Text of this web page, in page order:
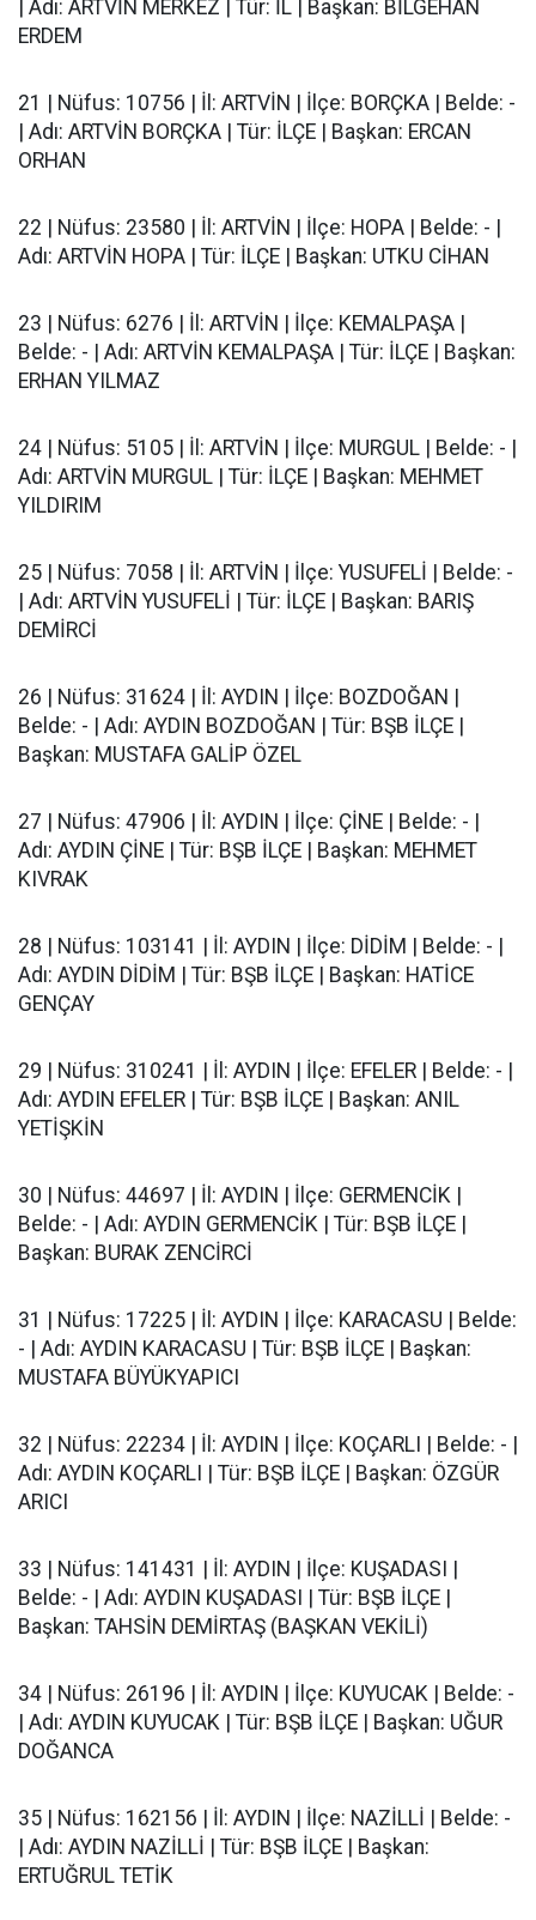
| Adı: ARTVİN MERKEZ | Tür: İL | Başkan: BİLGEHAN
ERDEM
21 | Nüfus: 10756 | İl: ARTVİN | İlçe: BORÇKA | Belde: -
| Adı: ARTVİN BORÇKA | Tür: İLÇE | Başkan: ERCAN
ORHAN
22 | Nüfus: 23580 | İl: ARTVİN | İlçe: HOPA | Belde: - |
Adı: ARTVİN HOPA | Tür: İLÇE | Başkan: UTKU CİHAN
23 | Nüfus: 6276 | İl: ARTVİN | İlçe: KEMALPAŞA |
Belde: - | Adı: ARTVİN KEMALPAŞA | Tür: İLÇE | Başkan:
ERHAN YILMAZ
24 | Nüfus: 5105 | İl: ARTVİN | İlçe: MURGUL | Belde: - |
Adı: ARTVİN MURGUL | Tür: İLÇE | Başkan: MEHMET
YILDIRIM
25 | Nüfus: 7058 | İl: ARTVİN | İlçe: YUSUFELİ | Belde: -
| Adı: ARTVİN YUSUFELİ | Tür: İLÇE | Başkan: BARIŞ
DEMİRCİ
26 | Nüfus: 31624 | İl: AYDIN | İlçe: BOZDOĞAN |
Belde: - | Adı: AYDIN BOZDOĞAN | Tür: BŞB İLÇE |
Başkan: MUSTAFA GALİP ÖZEL
27 | Nüfus: 47906 | İl: AYDIN | İlçe: ÇİNE | Belde: - |
Adı: AYDIN ÇİNE | Tür: BŞB İLÇE | Başkan: MEHMET
KIVRAK
28 | Nüfus: 103141 | İl: AYDIN | İlçe: DİDİM | Belde: - |
Adı: AYDIN DİDİM | Tür: BŞB İLÇE | Başkan: HATİCE
GENÇAY
29 | Nüfus: 310241 | İl: AYDIN | İlçe: EFELER | Belde: - |
Adı: AYDIN EFELER | Tür: BŞB İLÇE | Başkan: ANIL
YETİŞKİN
30 | Nüfus: 44697 | İl: AYDIN | İlçe: GERMENCİK |
Belde: - | Adı: AYDIN GERMENCİK | Tür: BŞB İLÇE |
Başkan: BURAK ZENCİRCİ
31 | Nüfus: 17225 | İl: AYDIN | İlçe: KARACASU | Belde:
- | Adı: AYDIN KARACASU | Tür: BŞB İLÇE | Başkan:
MUSTAFA BÜYÜKYAPICI
32 | Nüfus: 22234 | İl: AYDIN | İlçe: KOÇARLI | Belde: - |
Adı: AYDIN KOÇARLI | Tür: BŞB İLÇE | Başkan: ÖZGÜR
ARICI
33 | Nüfus: 141431 | İl: AYDIN | İlçe: KUŞADASI |
Belde: - | Adı: AYDIN KUŞADASI | Tür: BŞB İLÇE |
Başkan: TAHSİN DEMİRTAŞ (BAŞKAN VEKİLİ)
34 | Nüfus: 26196 | İl: AYDIN | İlçe: KUYUCAK | Belde: -
| Adı: AYDIN KUYUCAK | Tür: BŞB İLÇE | Başkan: UĞUR
DOĞANCA
35 | Nüfus: 162156 | İl: AYDIN | İlçe: NAZİLLİ | Belde: -
| Adı: AYDIN NAZİLLİ | Tür: BŞB İLÇE | Başkan:
ERTUĞRUL TETİK